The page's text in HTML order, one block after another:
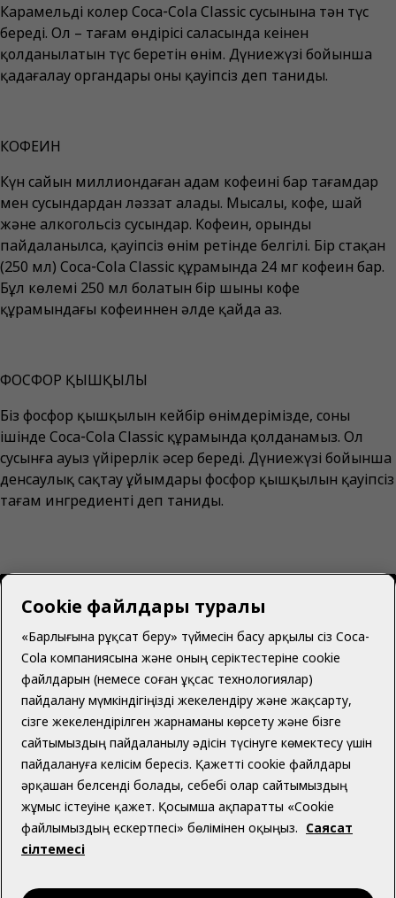
Карамельді колер Coca‑Cola Classic сусынына тән түс
береді. Ол – тағам өндірісі саласында кеңінен
қолданылатын түс беретін өнім. Дүниежүзі бойынша
қадағалау органдары оны қауіпсіз деп таниды.
КОФЕИН
Күн сайын миллиондаған адам кофеині бар тағамдар
мен сусындардан ләззат алады. Мысалы, кофе, шай
және алкогольсіз сусындар. Кофеин, орынды
пайдаланылса, қауіпсіз өнім ретінде белгілі. Бір стақан
(250 мл) Coca‑Cola Classic құрамында 24 мг кофеин бар.
Бұл көлемі 250 мл болатын бір шыны кофе
құрамындағы кофеиннен әлде қайда аз.
ФОСФОР ҚЫШҚЫЛЫ
Біз фосфор қышқылын кейбір өнімдерімізде, соның
ішінде Coca‑Cola Classic құрамында қолданамыз. Ол
сусынға ауыз үйірерлік әсер береді. Дүниежүзі бойынша
денсаулық сақтау ұйымдары фосфор қышқылын қауіпсіз
тағам ингредиенті деп таниды.
Қазақстан | Қазақ
Біз туралы
Көмек қажет пе?
Cookie файлдары туралы
«Барлығына рұқсат беру» түймесін басу арқылы сіз Coca-
Cola компаниясына және оның серіктестеріне cookie
файлдарын (немесе соған ұқсас технологиялар)
пайдалану мүмкіндігіңізді жекелендіру және жақсарту,
сізге жекелендірілген жарнаманы көрсету және бізге
сайтымыздың пайдаланылу әдісін түсінуге көмектесу үшін
пайдалануға келісім бересіз. Қажетті cookie файлдары
әрқашан белсенді болады, себебі олар сайтымыздың
жұмыс істеуіне қажет. Қосымша ақпаратты «Cookie
файлымыздың ескертпесі» бөлімінен оқыңыз. Саясат
сілтемесі